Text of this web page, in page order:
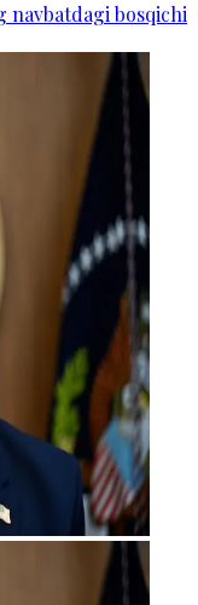
navbatdagi bosqichi